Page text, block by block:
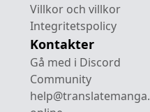
Villkor och villkor
Integritetspolicy
Kontakter
Gå med i Discord
Community
help@translatemanga.